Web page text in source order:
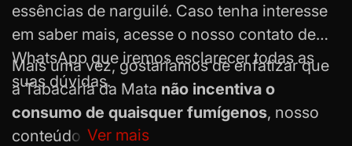
essências de narguilé. Caso tenha interesse
em saber mais, acesse o nosso contato de
WhatsApp que iremos esclarecer todas as
suas dúvidas.
Mais uma vez, gostaríamos de enfatizar que
a Tabacaria da Mata não incentiva o
consumo de quaisquer fumígenos, nosso
conteúdo é puramente informacional, ok?
Ver mais